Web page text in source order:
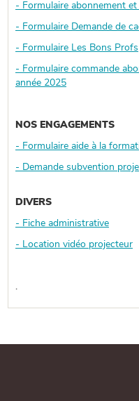
- Formulaire abonnement et
- Formulaire Demande de
- Formulaire Les Bons Profs
- Formulaire commande
année 2025
NOS ENGAGEMENTS
- Formulaire aide à la
- Demande subvention
DIVERS
- Fiche administrative
- Location vidéo projecteur
.